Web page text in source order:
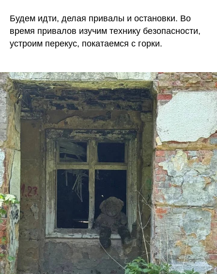
Будем идти, делая привалы и остановки. Во
время привалов изучим технику безопасности,
устроим перекус, покатаемся с горки.